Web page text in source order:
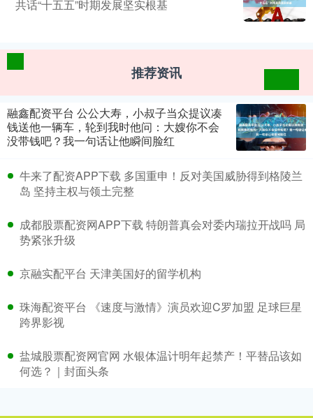
共话“十五五”时期发展坚实根基
推荐资讯
融鑫配资平台 公公大寿，小叔子当众提议凑
钱送他一辆车，轮到我时他问：大嫂你不会
没带钱吧？我一句话让他瞬间脸红
牛来了配资APP下载 多国重申！反对美国威胁得到格陵兰
岛 坚持主权与领土完整
成都股票配资网APP下载 特朗普真会对委内瑞拉开战吗 局
势紧张升级
京融实配平台 天津美国好的留学机构
珠海配资平台 《速度与激情》演员欢迎C罗加盟 足球巨星
跨界影视
盐城股票配资网官网 水银体温计明年起禁产！平替品该如
何选？｜封面头条